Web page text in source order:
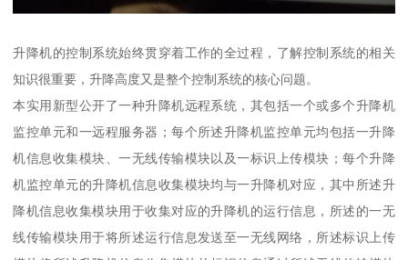
升降机的控制系统始终贯穿着工作的全过程，了解控制系统的相关
知识很重要，升降高度又是整个控制系统的核心问题。
本实用新型公开了一种升降机远程系统，其包括一个或多个升降机
监控单元和一远程服务器；每个所述升降机监控单元均包括一升降
机信息收集模块、一无线传输模块以及一标识上传模块；每个升降
机监控单元的升降机信息收集模块均与一升降机对应，其中所述升
降机信息收集模块用于收集对应的升降机的运行信息，所述的一无
线传输模块用于将所述运行信息发送至一无线网络，所述标识上传